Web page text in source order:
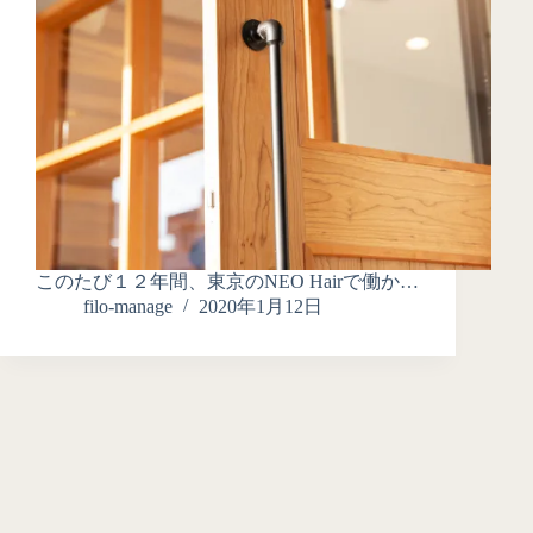
このたび１２年間、東京のNEO Hairで働か…
filo-manage
2020年1月12日